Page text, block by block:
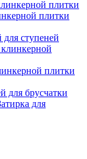
плитки
для ступеней
плитки
для брусчатки
для